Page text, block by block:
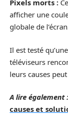
Pixels morts :
afficher une
globale de
Il est testé
téléviseurs
leurs causes
A lire également :
causes et